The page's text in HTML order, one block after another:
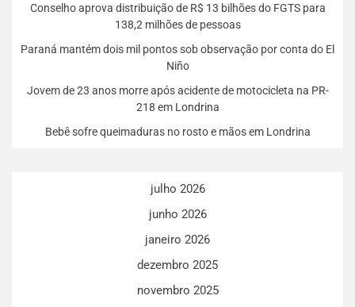
Conselho aprova distribuição de R$ 13 bilhões do FGTS para
138,2 milhões de pessoas
Paraná mantém dois mil pontos sob observação por conta do El
Niño
Jovem de 23 anos morre após acidente de motocicleta na PR-
218 em Londrina
Bebê sofre queimaduras no rosto e mãos em Londrina
julho 2026
junho 2026
janeiro 2026
dezembro 2025
novembro 2025